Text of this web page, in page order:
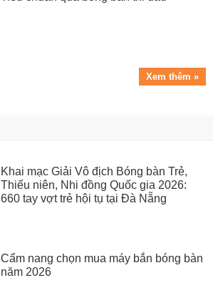
Xem thêm »
Khai mạc Giải Vô địch Bóng bàn Trẻ,
Thiếu niên, Nhi đồng Quốc gia 2026:
660 tay vợt trẻ hội tụ tại Đà Nẵng
Cẩm nang chọn mua máy bắn bóng bàn
năm 2026